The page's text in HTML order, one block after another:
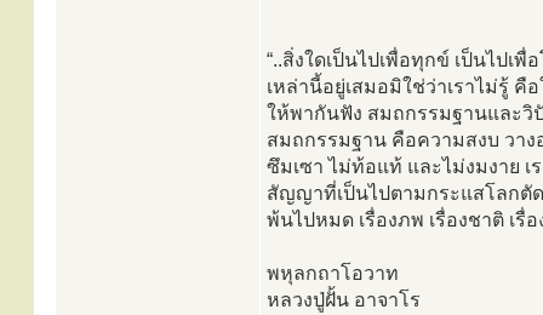
“..สิ่งใดเป็นไปเพื่อทุกข์ เป็นไปเ
เหล่านี้อยู่เสมอมิใช่ว่าเราไม่รู้
ให้พากันฟัง สมถกรรมฐานและวิ
สมถกรรมฐาน คือความสงบ วา
ซึมเซา ไม่ท้อแท้ และไม่งมงาย
สัญญาที่เป็นไปตามกระแสโลกตั
พ้นไปหมด เรื่องภพ เรื่องชาติ เรื่
พหุลกถาโอวาท
หลวงปู่ฝั้น อาจาโร